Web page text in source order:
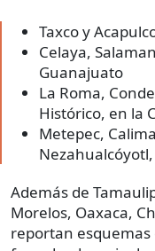
Taxco y
Celaya,
Guanajuato
La Roma,
Histórico, en la
Metepec,
Además de
Morelos, Oaxaca,
reportan